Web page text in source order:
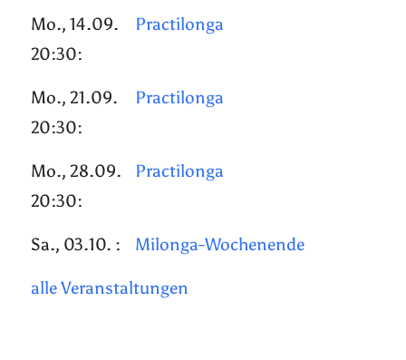
Mo., 14.09.
20:30:
Practilonga
Mo., 21.09.
20:30:
Practilonga
Mo., 28.09.
20:30:
Practilonga
Sa., 03.10. : Milonga-Wochenende
alle Veranstaltungen